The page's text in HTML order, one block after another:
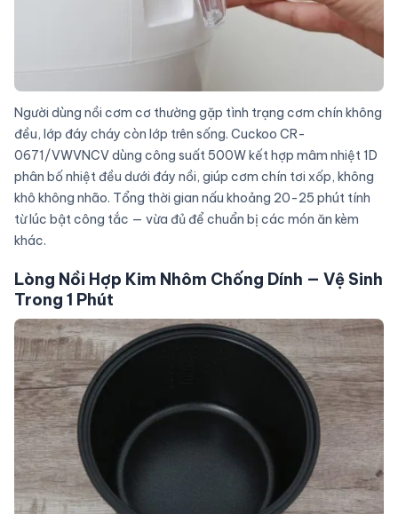
Người dùng nồi cơm cơ thường gặp tình trạng cơm chín không
đều, lớp đáy cháy còn lớp trên sống. Cuckoo CR-
0671/VWVNCV dùng công suất 500W kết hợp mâm nhiệt 1D
phân bố nhiệt đều dưới đáy nồi, giúp cơm chín tơi xốp, không
khô không nhão. Tổng thời gian nấu khoảng 20-25 phút tính
từ lúc bật công tắc — vừa đủ để chuẩn bị các món ăn kèm
khác.
Lòng Nồi Hợp Kim Nhôm Chống Dính — Vệ Sinh
Trong 1 Phút